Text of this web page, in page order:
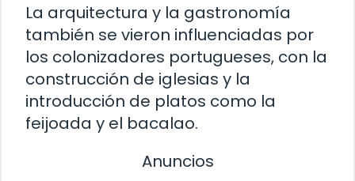
La arquitectura y la gastronomía
también se vieron influenciadas por
los colonizadores portugueses, con la
construcción de iglesias y la
introducción de platos como la
feijoada y el bacalao.
Anuncios